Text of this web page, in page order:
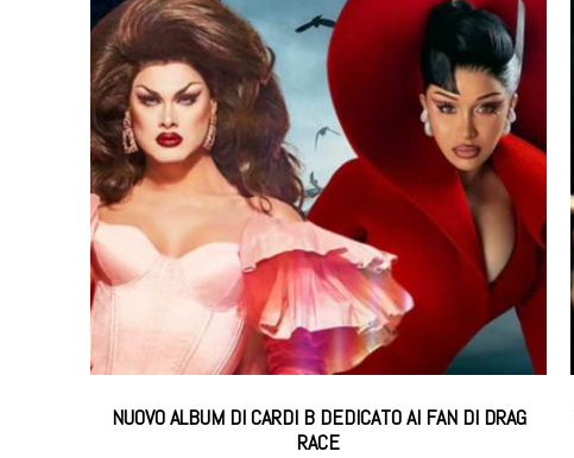
NUOVO ALBUM DI CARDI B DEDICATO AI FAN DI DRAG
RACE